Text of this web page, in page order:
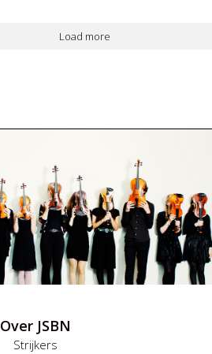
Load more
Over JSBN
Strijkers